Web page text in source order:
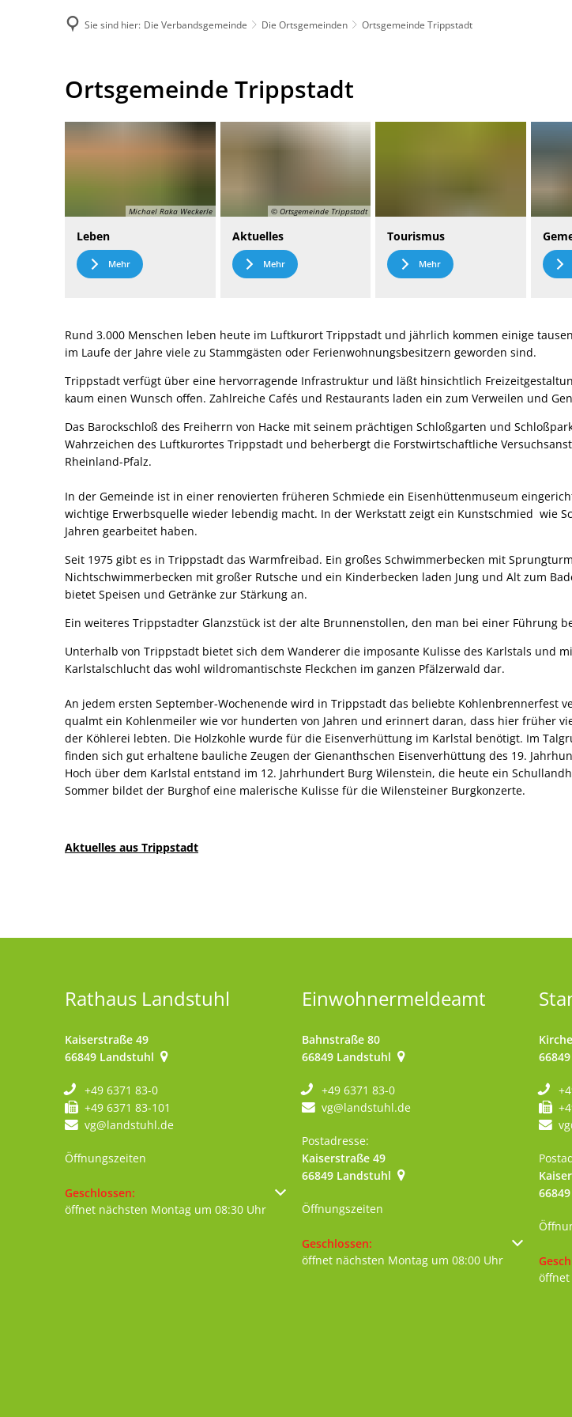
Sie sind hier: Die Verbandsgemeinde Die Ortsgemeinden Ortsgemeinde Trippstadt
Ortsgemeinde
Trippstadt
Ortsgemeinde Trippstadt
Michael Raka Weckerle
Leben
Mehr
© Ortsgemeinde Trippstadt
Aktuelles
Mehr
Tourismus
Mehr
Rund 3.000 Menschen leben heute im Luftkurort Trippstadt und jährlich kommen einige
im Laufe der Jahre viele zu Stammgästen oder Ferienwohnungsbesitzern geworden sind.
Trippstadt verfügt über eine hervorragende Infrastruktur und läßt hinsichtlich
kaum einen Wunsch offen. Zahlreiche Cafés und Restaurants laden ein zum Verweilen und
Das Barockschloß des Freiherrn von Hacke mit seinem prächtigen Schloßgarten und
Wahrzeichen des Luftkurortes Trippstadt und beherbergt die Forstwirtschaftliche
Rheinland-Pfalz.
In der Gemeinde ist in einer renovierten früheren Schmiede ein Eisenhüttenmuseum
wichtige Erwerbsquelle wieder lebendig macht. In der Werkstatt zeigt ein Kunstschmied wie
Jahren gearbeitet haben.
Seit 1975 gibt es in Trippstadt das Warmfreibad. Ein großes Schwimmerbecken mit
Nichtschwimmerbecken mit großer Rutsche und ein Kinderbecken laden Jung und Alt zum
bietet Speisen und Getränke zur Stärkung an.
Ein weiteres Trippstadter Glanzstück ist der alte Brunnenstollen, den man bei einer Führung
Unterhalb von Trippstadt bietet sich dem Wanderer die imposante Kulisse des Karlstals und
Karlstalschlucht das wohl wildromantischste Fleckchen im ganzen Pfälzerwald dar.
An jedem ersten September-Wochenende wird in Trippstadt das beliebte Kohlenbrennerfest
qualmt ein Kohlenmeiler wie vor hunderten von Jahren und erinnert daran, dass hier früher
der Köhlerei lebten. Die Holzkohle wurde für die Eisenverhüttung im Karlstal benötigt. Im
finden sich gut erhaltene bauliche Zeugen der Gienanthschen Eisenverhüttung des 19.
Hoch über dem Karlstal entstand im 12. Jahrhundert Burg Wilenstein, die heute ein
Sommer bildet der Burghof eine malerische Kulisse für die Wilensteiner Burgkonzerte.
Aktuelles aus Trippstadt
Rathaus Landstuhl
Kaiserstraße 49
66849 Landstuhl
+49 6371 83-0
+49 6371 83-101
vg@landstuhl.de
Öffnungszeiten
Klicken, um weitere Öffnungs- oder Schließzeiten auszublenden
Geschlossen:
öffnet nächsten Montag um 08:30 Uhr
Einwohnermeldeamt
Bahnstraße 80
66849 Landstuhl
+49 6371 83-0
vg@landstuhl.de
Postadresse:
Kaiserstraße 49
66849 Landstuhl
Öffnungszeiten
Klicken, um weitere Öffnungs- oder Schließzeiten
Geschlossen:
öffnet nächsten Montag um 08:00 Uhr
66849
66849
öffnet